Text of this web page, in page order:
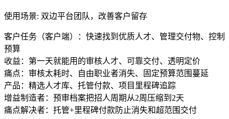
使用场景: 双边平台团队，改善客户留存
客户任务（客户端）：快速找到优质人才、管理交付物、控制
预算
收益：第一天就能用的审核人才、可靠交付、透明定价
痛点：审核太耗时、自由职业者消失、固定预算范围蔓延
产品：精选人才库、托管付款、项目里程碑追踪
增益制造者：预审档案把招人周期从2周压缩到2天
痛点解决者：托管+里程碑付款防止消失和超范围交付